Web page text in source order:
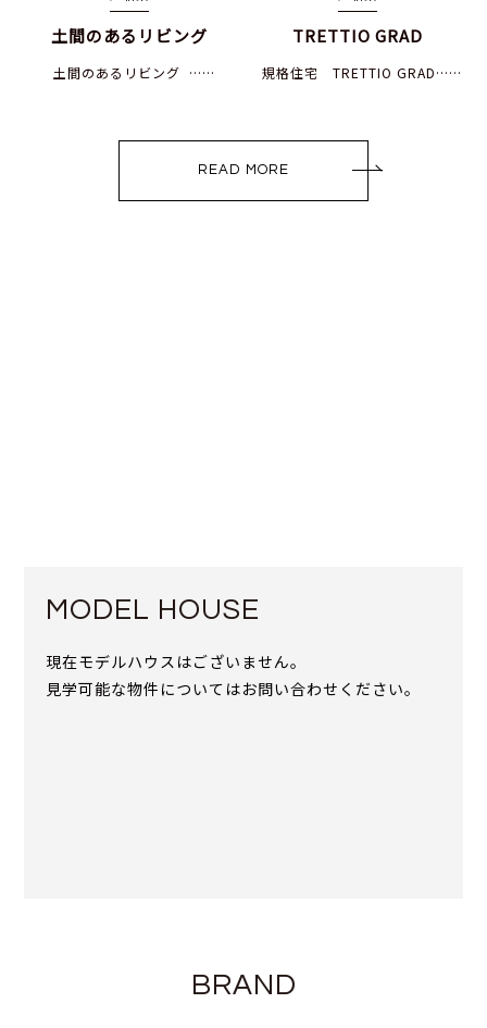
土間のあるリビング
土間のあるリビング ……
TRETTIO GRAD
規格住宅 TRETTIO GRAD……
READ MORE
MODEL HOUSE
現在モデルハウスはございません。
見学可能な物件についてはお問い合わせください。
BRAND